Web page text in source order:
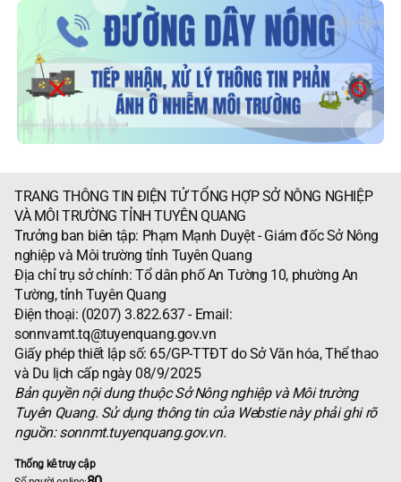
TRANG THÔNG TIN ĐIỆN TỬ TỔNG HỢP SỞ NÔNG NGHIỆP
VÀ MÔI TRƯỜNG TỈNH TUYÊN QUANG
Trưởng ban biên tập: Phạm Mạnh Duyệt - Giám đốc Sở Nông
nghiệp và Môi trường tỉnh Tuyên Quang
Địa chỉ trụ sở chính: Tổ dân phố An Tường 10, phường An
Tường, tỉnh Tuyên Quang
Điện thoại: (0207) 3.822.637 - Email:
sonnvamt.tq@tuyenquang.gov.vn
Giấy phép thiết lập số: 65/GP-TTĐT do Sở Văn hóa, Thể thao
và Du lịch cấp ngày 08/9/2025
Bản quyền nội dung thuộc Sở Nông nghiệp và Môi trường
Tuyên Quang. Sử dụng thông tin của Webstie này phải ghi rõ
nguồn: sonnmt.tuyenquang.gov.vn.
Thống kê truy cập